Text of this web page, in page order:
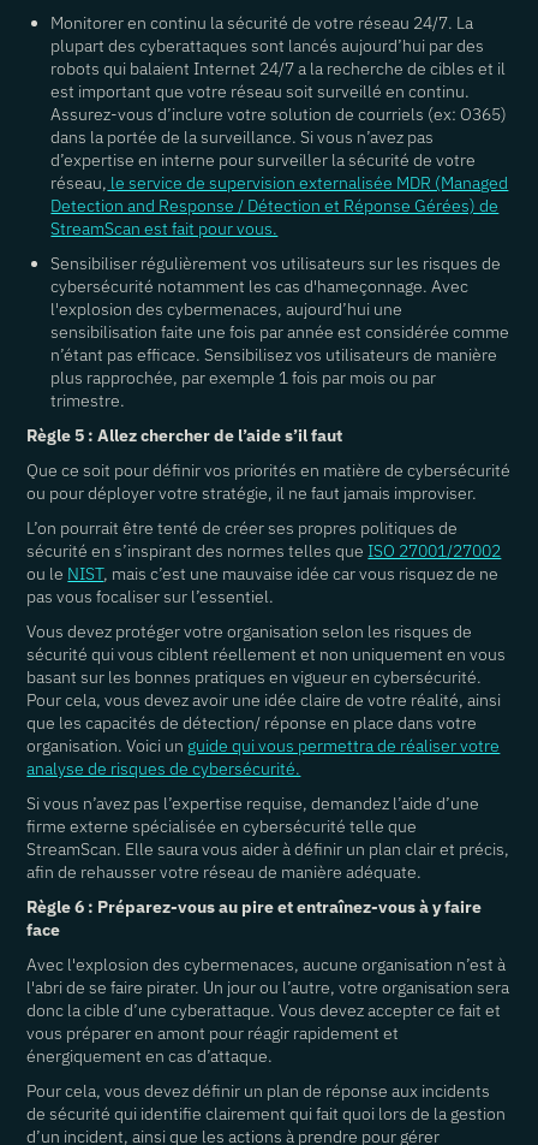
Monitorer en continu la sécurité de votre réseau 24/7. La
plupart des cyberattaques sont lancés aujourd’hui par des
robots qui balaient Internet 24/7 a la recherche de cibles et il
est important que votre réseau soit surveillé en continu.
Assurez-vous d’inclure votre solution de courriels (ex: O365)
dans la portée de la surveillance. Si vous n’avez pas
d’expertise en interne pour surveiller la sécurité de votre
réseau, le service de supervision externalisée MDR (Managed
Detection and Response / Détection et Réponse Gérées) de
StreamScan est fait pour vous.
Sensibiliser régulièrement vos utilisateurs sur les risques de
cybersécurité notamment les cas d'hameçonnage. Avec
l'explosion des cybermenaces, aujourd’hui une
sensibilisation faite une fois par année est considérée comme
n’étant pas efficace. Sensibilisez vos utilisateurs de manière
plus rapprochée, par exemple 1 fois par mois ou par
trimestre.
Règle 5 : Allez chercher de l’aide s’il faut
Que ce soit pour définir vos priorités en matière de cybersécurité
ou pour déployer votre stratégie, il ne faut jamais improviser.
L’on pourrait être tenté de créer ses propres politiques de
sécurité en s’inspirant des normes telles que ISO 27001/27002
ou le NIST, mais c’est une mauvaise idée car vous risquez de ne
pas vous focaliser sur l’essentiel.
Vous devez protéger votre organisation selon les risques de
sécurité qui vous ciblent réellement et non uniquement en vous
basant sur les bonnes pratiques en vigueur en cybersécurité.
Pour cela, vous devez avoir une idée claire de votre réalité, ainsi
que les capacités de détection/ réponse en place dans votre
organisation. Voici un guide qui vous permettra de réaliser votre
analyse de risques de cybersécurité.
Si vous n’avez pas l’expertise requise, demandez l’aide d’une
firme externe spécialisée en cybersécurité telle que
StreamScan. Elle saura vous aider à définir un plan clair et précis,
afin de rehausser votre réseau de manière adéquate.
Règle 6 : Préparez-vous au pire et entraînez-vous à y faire
face
Avec l'explosion des cybermenaces, aucune organisation n’est à
l'abri de se faire pirater. Un jour ou l’autre, votre organisation sera
donc la cible d’une cyberattaque. Vous devez accepter ce fait et
vous préparer en amont pour réagir rapidement et
énergiquement en cas d’attaque.
Pour cela, vous devez définir un plan de réponse aux incidents
de sécurité qui identifie clairement qui fait quoi lors de la gestion
d’un incident, ainsi que les actions à prendre pour gérer